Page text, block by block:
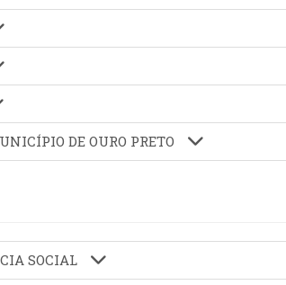
DE OURO PRETO
SOCIAL